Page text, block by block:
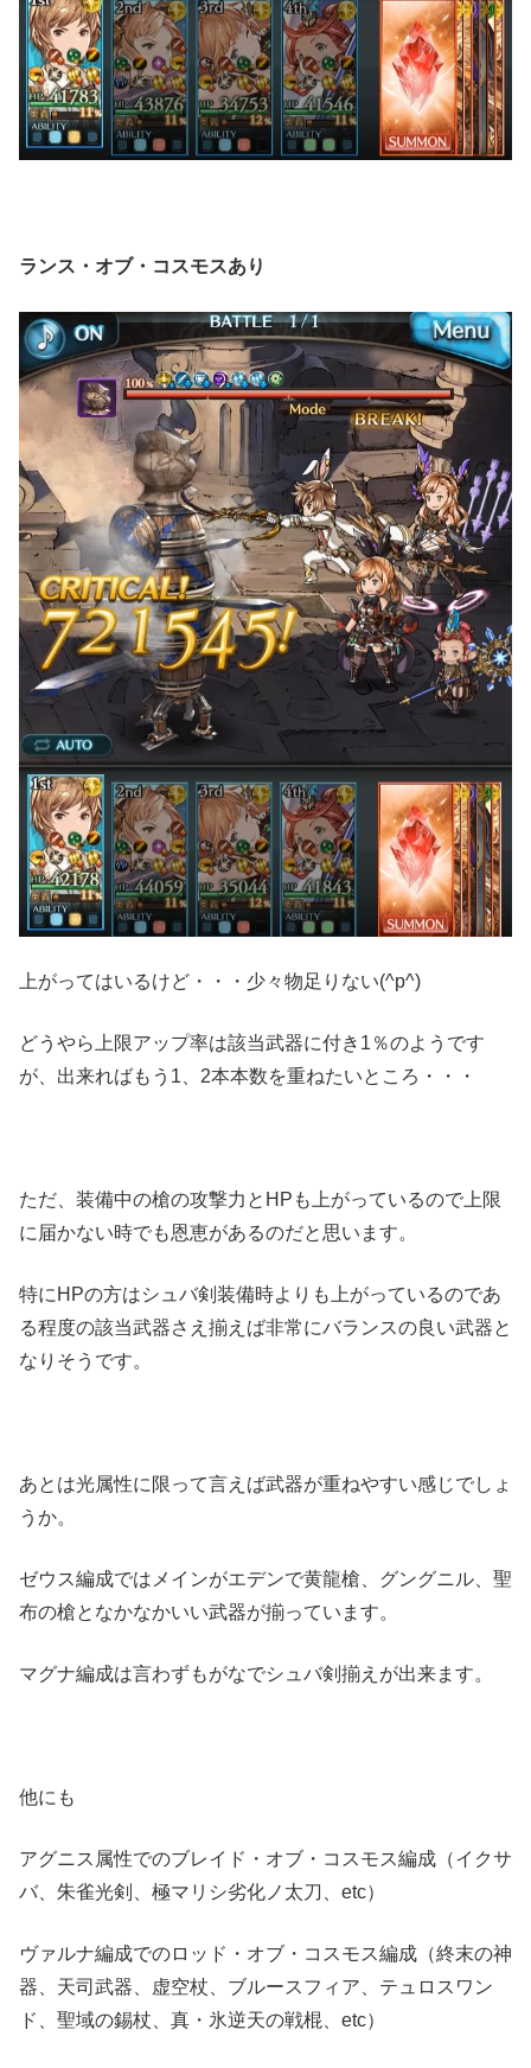
ランス・オブ・コスモスあり
上がってはいるけど・・・少々物足りない(^p^)
どうやら上限アップ率は該当武器に付き1％のようです
が、出来ればもう1、2本本数を重ねたいところ・・・
ただ、装備中の槍の攻撃力とHPも上がっているので上限
に届かない時でも恩恵があるのだと思います。
特にHPの方はシュバ剣装備時よりも上がっているのであ
る程度の該当武器さえ揃えば非常にバランスの良い武器と
なりそうです。
あとは光属性に限って言えば武器が重ねやすい感じでしょ
うか。
ゼウス編成ではメインがエデンで黄龍槍、グングニル、聖
布の槍となかなかいい武器が揃っています。
マグナ編成は言わずもがなでシュバ剣揃えが出来ます。
他にも
アグニス属性でのブレイド・オブ・コスモス編成（イクサ
バ、朱雀光剣、極マリシ劣化ノ太刀、etc）
ヴァルナ編成でのロッド・オブ・コスモス編成（終末の神
器、天司武器、虚空杖、ブルースフィア、テュロスワン
ド、聖域の錫杖、真・氷逆天の戦棍、etc）